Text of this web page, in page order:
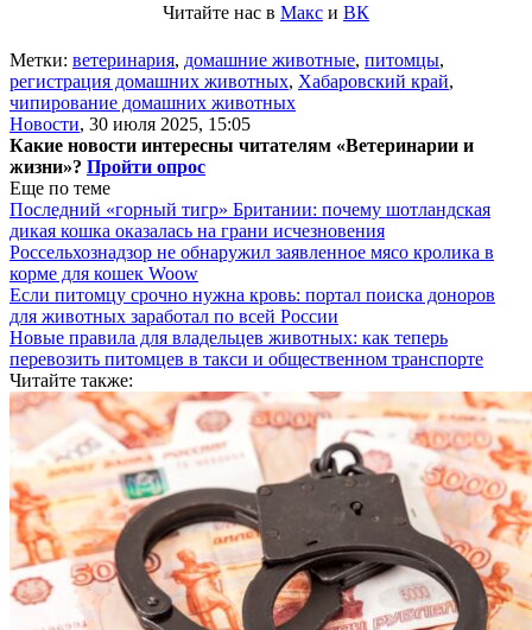
Читайте нас в Макс и ВК
Метки: ветеринария, домашние животные, питомцы,
регистрация домашних животных, Хабаровский край,
чипирование домашних животных
Новости, 30 июля 2025, 15:05
Какие новости интересны читателям «Ветеринарии и
жизни»? Пройти опрос
Еще по теме
Последний «горный тигр» Британии: почему шотландская
дикая кошка оказалась на грани исчезновения
Россельхознадзор не обнаружил заявленное мясо кролика в
корме для кошек Woow
Если питомцу срочно нужна кровь: портал поиска доноров
для животных заработал по всей России
Новые правила для владельцев животных: как теперь
перевозить питомцев в такси и общественном транспорте
Читайте также: